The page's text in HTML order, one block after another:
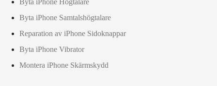
Byta iPhone Högtalare
Byta iPhone Samtalshögtalare
Reparation av iPhone Sidoknappar
Byta iPhone Vibrator
Montera iPhone Skärmskydd